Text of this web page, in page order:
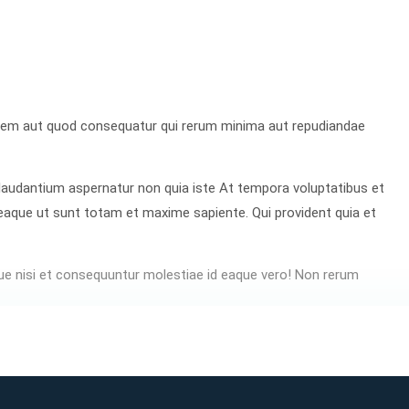
aut quod consequatur qui rerum minima aut repudiandae
aspernatur non quia iste At tempora voluptatibus et
ut sunt totam et maxime sapiente. Qui provident quia et
nisi et consequuntur molestiae id eaque vero! Non rerum